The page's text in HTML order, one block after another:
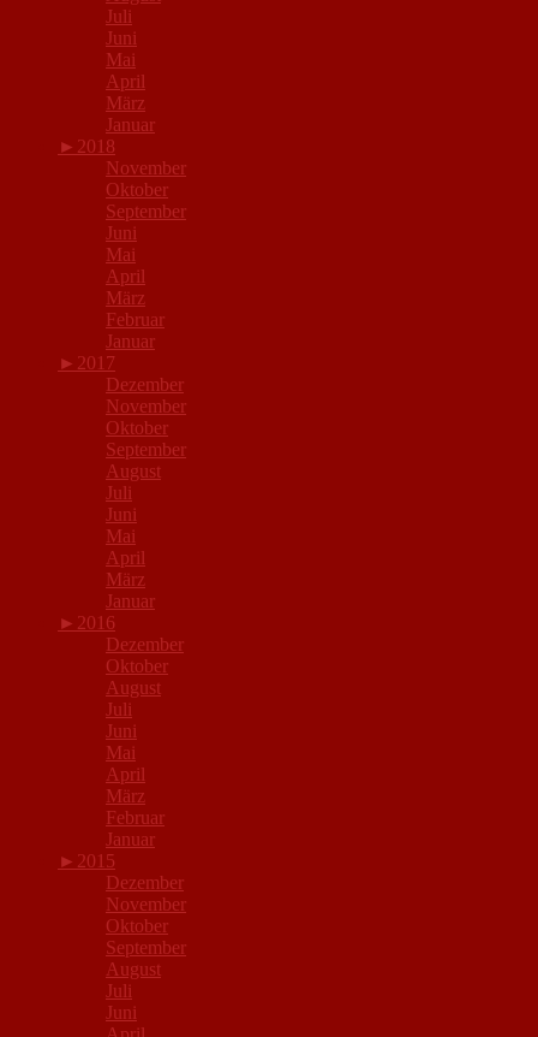
Juli
Juni
Mai
April
März
Januar
► 2018
November
Oktober
September
Juni
Mai
April
März
Februar
Januar
► 2017
Dezember
November
Oktober
September
August
Juli
Juni
Mai
April
März
Januar
► 2016
Dezember
Oktober
August
Juli
Juni
Mai
April
März
Februar
Januar
► 2015
Dezember
November
Oktober
September
August
Juli
Juni